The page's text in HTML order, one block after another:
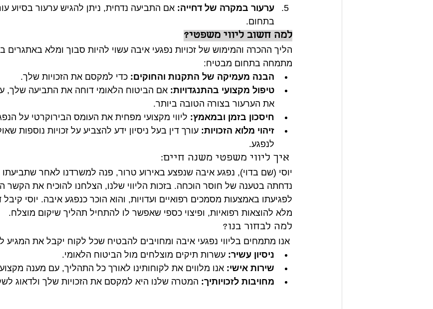
ערעור במקרה של דחייה: אם התביעה נדחית, ניתן להגיש ערעור בסיוע
בתחום.
למה חשוב ליווי משפטי?
הליך ההכרה והמימוש של זכויות נפגעי איבה עשוי להיות סבוך ומלא באתגרים
מתמחה בתחום מבטיח:
הבנה מעמיקה של התקנות והחוקים: כדי למקסם את הזכויות שלך.
טיפול מקצועי בהתנגדויות: אם הביטוח הלאומי דוחה את התביעה שלך,
את הערעור בצורה הטובה ביותר.
חיסכון בזמן ובמאמץ: ליווי מקצועי מפחית את העומס הבירוקרטי על
זיהוי מלוא הזכויות: עורך דין בעל ניסיון ידע להצביע על זכויות נוספות
לנפגע.
יוסי (שם בדוי), נפגע איבה שנפצע באירוע טרור, פנה למשרדנו לאחר שתביעתו
נדחתה בטענה של חוסר הוכחה. בזכות הליווי שלנו, הצלחנו להוכיח את הקשר
לפגיעתו באמצעות מסמכים רפואיים ועדויות, והוא הוכר כנפגע איבה. יוסי קיבל
מלא להוצאות רפואיות, ופיצוי כספי שאפשר לו להתחיל תהליך שיקום מוצלח.
למה לבחור בנו?
ניסיון עשיר: עשרות תיקים מוצלחים מול הביטוח הלאומי.
שירות אישי: אנו מלווים את לקוחותינו לאורך כל התהליך, עם מענה
מחויבות לזכויותיך: המטרה שלנו היא למקסם את הזכויות שלך ולדאוג